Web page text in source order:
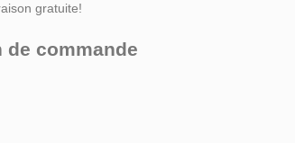
gratuite!
commande